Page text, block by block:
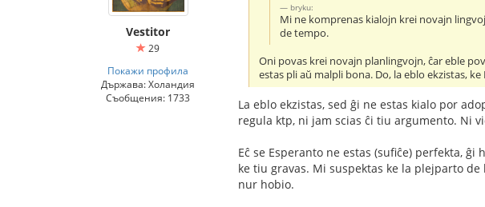
Vestitor
29
Покажи профила
Държава: Холандия
Съобщения: 1733
bryku:
Mi ne komprenas kialojn krei novajn
de tempo.
Oni povas krei novajn planlingvojn, ĉar eble
estas pli aŭ malpli bona. Do, la eblo ekzistas,
La eblo ekzistas, sed ĝi ne estas kialo por
regula ktp, ni jam scias ĉi tiu argumento. Ni
Eĉ se Esperanto ne estas (sufiĉe) perfekta,
ke tiu gravas. Mi suspektas ke la plejparto
nur hobio.